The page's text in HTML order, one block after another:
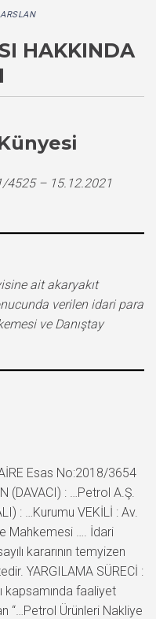
HAKKINDA
4525 – 15.12.2021
ait akaryakıt
verilen idari para
ve Danıştay
Esas No:2018/3654
(DAVACI) : …Petrol A.Ş.
: …Kurumu VEKİLİ : Av.
Mahkemesi …. İdari
kararının temyizen
YARGILAMA SÜRECİ :
kapsamında faaliyet
“…Petrol Ürünleri Nakliye